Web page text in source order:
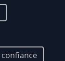
confiance